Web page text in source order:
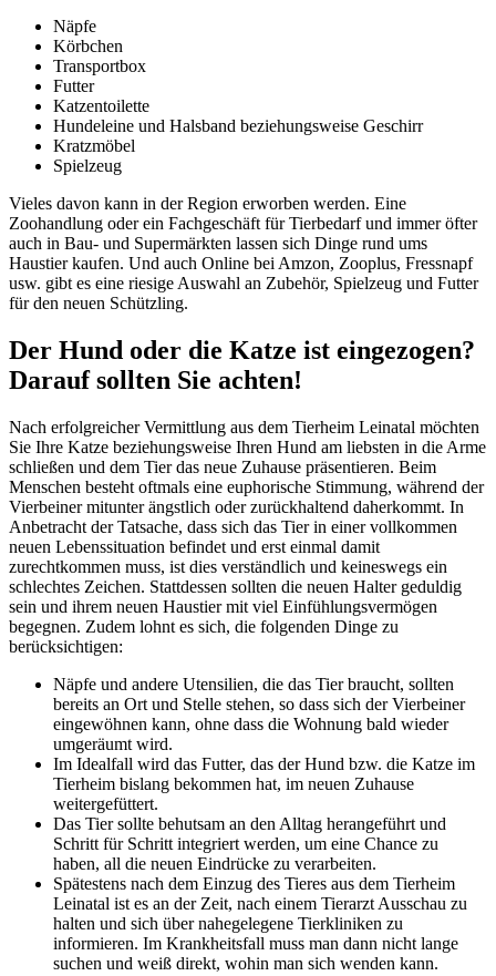
Näpfe
Körbchen
Transportbox
Futter
Katzentoilette
Hundeleine und Halsband beziehungsweise Geschirr
Kratzmöbel
Spielzeug
Vieles davon kann in der Region erworben werden. Eine
Zoohandlung oder ein Fachgeschäft für Tierbedarf und immer öfter
auch in Bau- und Supermärkten lassen sich Dinge rund ums
Haustier kaufen. Und auch Online bei Amzon, Zooplus, Fressnapf
usw. gibt es eine riesige Auswahl an Zubehör, Spielzeug und Futter
für den neuen Schützling.
Der Hund oder die Katze ist eingezogen?
Darauf sollten Sie achten!
Nach erfolgreicher Vermittlung aus dem Tierheim Leinatal möchten
Sie Ihre Katze beziehungsweise Ihren Hund am liebsten in die Arme
schließen und dem Tier das neue Zuhause präsentieren. Beim
Menschen besteht oftmals eine euphorische Stimmung, während der
Vierbeiner mitunter ängstlich oder zurückhaltend daherkommt. In
Anbetracht der Tatsache, dass sich das Tier in einer vollkommen
neuen Lebenssituation befindet und erst einmal damit
zurechtkommen muss, ist dies verständlich und keineswegs ein
schlechtes Zeichen. Stattdessen sollten die neuen Halter geduldig
sein und ihrem neuen Haustier mit viel Einfühlungsvermögen
begegnen. Zudem lohnt es sich, die folgenden Dinge zu
berücksichtigen:
Näpfe und andere Utensilien, die das Tier braucht, sollten
bereits an Ort und Stelle stehen, so dass sich der Vierbeiner
eingewöhnen kann, ohne dass die Wohnung bald wieder
umgeräumt wird.
Im Idealfall wird das Futter, das der Hund bzw. die Katze im
Tierheim bislang bekommen hat, im neuen Zuhause
weitergefüttert.
Das Tier sollte behutsam an den Alltag herangeführt und
Schritt für Schritt integriert werden, um eine Chance zu
haben, all die neuen Eindrücke zu verarbeiten.
Spätestens nach dem Einzug des Tieres aus dem Tierheim
Leinatal ist es an der Zeit, nach einem Tierarzt Ausschau zu
halten und sich über nahegelegene Tierkliniken zu
informieren. Im Krankheitsfall muss man dann nicht lange
suchen und weiß direkt, wohin man sich wenden kann.